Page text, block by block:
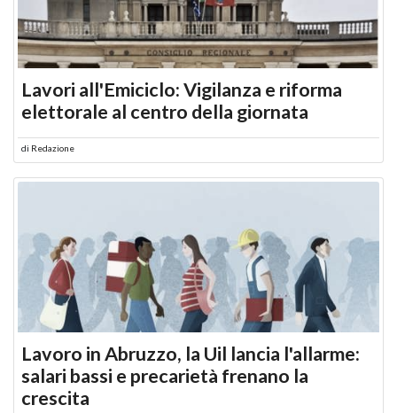
Lavori all'Emiciclo: Vigilanza e riforma
elettorale al centro della giornata
di Redazione
Lavoro in Abruzzo, la Uil lancia l'allarme:
salari bassi e precarietà frenano la
crescita